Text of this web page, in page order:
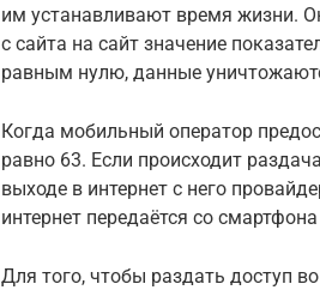
им устанавливают время жизни.
с сайта на сайт значение
равным нулю, данные
Когда мобильный оператор
равно 63. Если происходит
выходе в интернет с него
интернет передаётся со
Для того, чтобы раздать доступ